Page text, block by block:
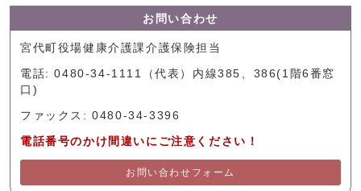
お問い合わせ
宮代町役場健康介護課介護保険担当
電話: 0480-34-1111（代表）内線385、386(1階6番窓
口)
ファックス: 0480-34-3396
電話番号のかけ間違いにご注意ください！
お問い合わせフォーム